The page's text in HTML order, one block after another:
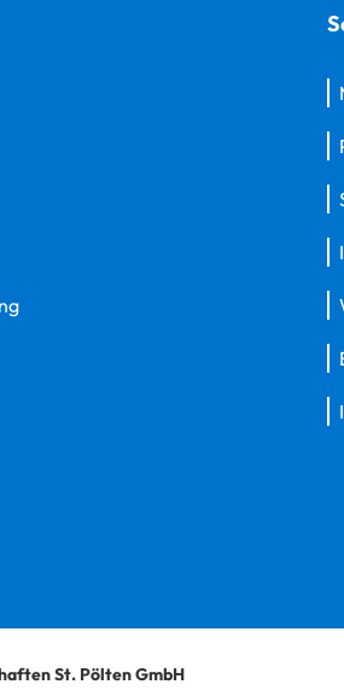
St. Pölten GmbH